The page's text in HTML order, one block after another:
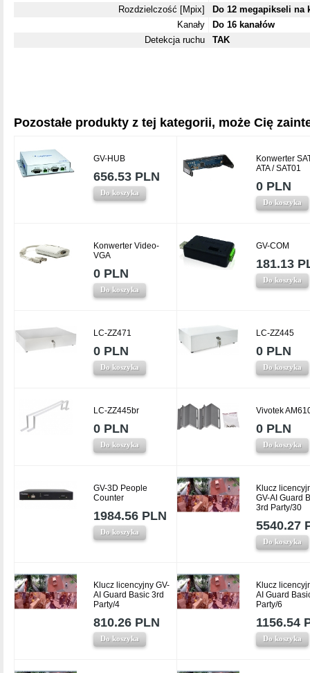
Rozdzielczość [Mpix]
Do 12 megapikseli na
Kanały
Do 16 kanałów
Detekcja ruchu
TAK
Pozostałe produkty z tej kategorii, może Cię
GV-HUB
656.53 PLN
Do koszyka
Konwerter
ATA / SAT01
0 PLN
Do koszyka
Konwerter Video-
VGA
0 PLN
Do koszyka
GV-COM
181.13
Do koszyka
LC-ZZ471
0 PLN
Do koszyka
LC-ZZ445
0 PLN
Do koszyka
LC-ZZ445br
0 PLN
Do koszyka
Vivotek
0 PLN
Do koszyka
GV-3D People
Counter
1984.56 PLN
Do koszyka
Klucz
GV-AI Guard
3rd Party/30
5540.27
Do koszyka
Klucz licencyjny GV-
AI Guard Basic 3rd
Party/4
810.26 PLN
Do koszyka
Klucz
AI Guard
Party/6
1156.54
Do koszyka